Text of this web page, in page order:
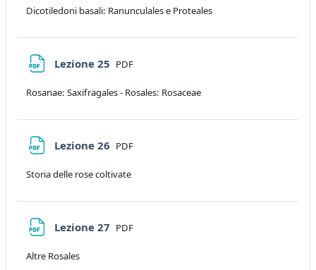
Dicotiledoni basali: Ranunculales e Proteales
Lezione 25 File
PDF
Rosanae: Saxifragales - Rosales: Rosaceae
Lezione 26 File
PDF
Storia delle rose coltivate
Lezione 27 File
PDF
Altre Rosales